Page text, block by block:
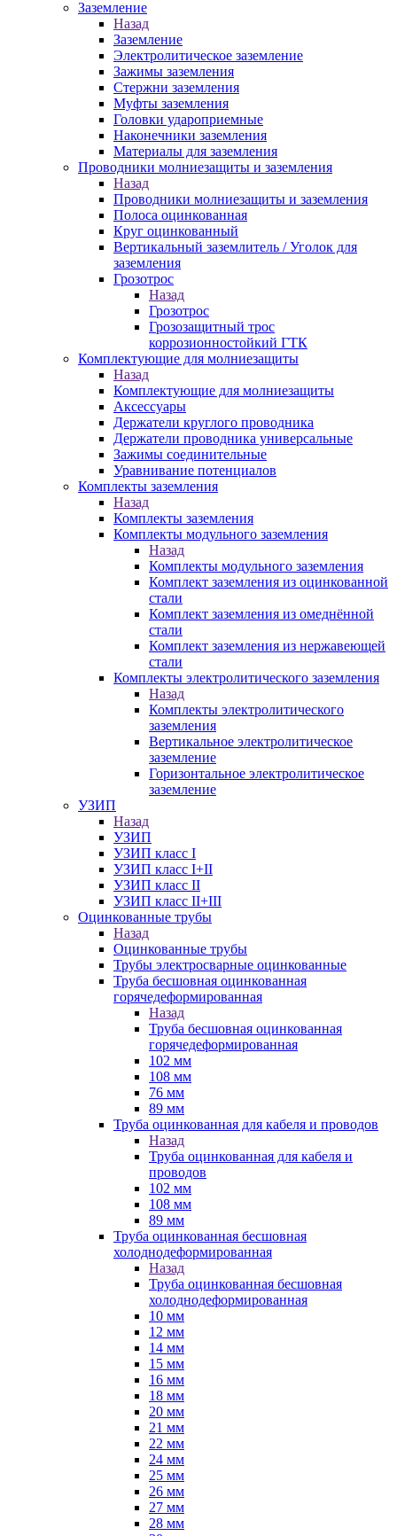
Заземление
Назад
Заземление
Электролитическое заземление
Зажимы заземления
Стержни заземления
Муфты заземления
Головки удароприемные
Наконечники заземления
Материалы для заземления
Проводники молниезащиты и заземления
Назад
Проводники молниезащиты и заземления
Полоса оцинкованная
Круг оцинкованный
Вертикальный заземлитель / Уголок для
заземления
Грозотрос
Назад
Грозотрос
Грозозащитный трос
коррозионностойкий ГТК
Комплектующие для молниезащиты
Назад
Комплектующие для молниезащиты
Аксессуары
Держатели круглого проводника
Держатели проводника универсальные
Зажимы соединительные
Уравнивание потенциалов
Комплекты заземления
Назад
Комплекты заземления
Комплекты модульного заземления
Назад
Комплекты модульного заземления
Комплект заземления из оцинкованной
стали
Комплект заземления из омеднённой
стали
Комплект заземления из нержавеющей
стали
Комплекты электролитического заземления
Назад
Комплекты электролитического
заземления
Вертикальное электролитическое
заземление
Горизонтальное электролитическое
заземление
УЗИП
Назад
УЗИП
УЗИП класс I
УЗИП класс I+II
УЗИП класс II
УЗИП класс II+III
Оцинкованные трубы
Назад
Оцинкованные трубы
Трубы электросварные оцинкованные
Труба бесшовная оцинкованная
горячедеформированная
Назад
Труба бесшовная оцинкованная
горячедеформированная
102 мм
108 мм
76 мм
89 мм
Труба оцинкованная для кабеля и проводов
Назад
Труба оцинкованная для кабеля и
проводов
102 мм
108 мм
89 мм
Труба оцинкованная бесшовная
холоднодеформированная
Назад
Труба оцинкованная бесшовная
холоднодеформированная
10 мм
12 мм
14 мм
15 мм
16 мм
18 мм
20 мм
21 мм
22 мм
24 мм
25 мм
26 мм
27 мм
28 мм